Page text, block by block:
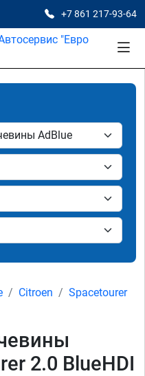
+7 861 217-93-64
Citroen
Spacetourer
2.0 BlueHDI